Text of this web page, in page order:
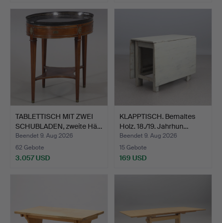
TABLETTISCH MIT ZWEI
SCHUBLADEN, zweite Hä…
Beendet 9. Aug 2026
62 Gebote
3.057 USD
KLAPPTISCH. Bemaltes
Holz. 18./19. Jahrhun…
Beendet 9. Aug 2026
15 Gebote
169 USD